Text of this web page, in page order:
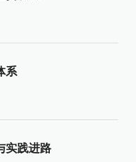
系
实践进路